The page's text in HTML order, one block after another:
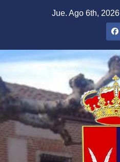
Jue. Ago 6th, 2026